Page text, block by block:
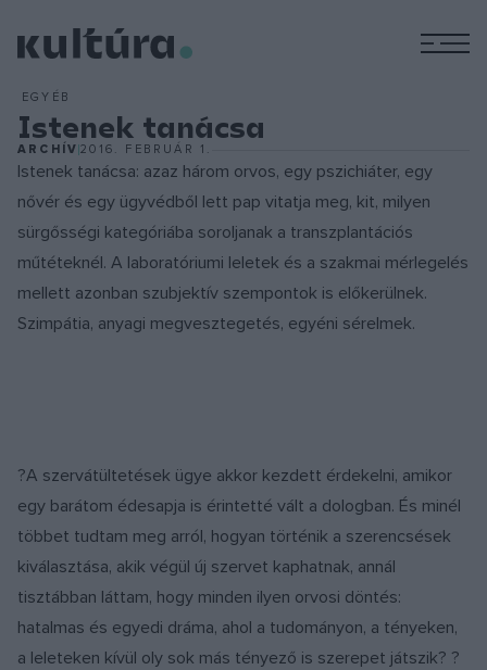
EGYÉB
Istenek tanácsa
ARCHÍV2016. FEBRUÁR 1.
Istenek tanácsa: azaz három orvos, egy pszichiáter, egy
nővér és egy ügyvédből lett pap vitatja meg, kit, milyen
sürgősségi kategóriába soroljanak a transzplantációs
műtéteknél. A laboratóriumi leletek és a szakmai mérlegelés
mellett azonban szubjektív szempontok is előkerülnek.
Szimpátia, anyagi megvesztegetés, egyéni sérelmek.
?A szervátültetések ügye akkor kezdett érdekelni, amikor
egy barátom édesapja is érintetté vált a dologban. És minél
többet tudtam meg arról, hogyan történik a szerencsések
kiválasztása, akik végül új szervet kaphatnak, annál
tisztábban láttam, hogy minden ilyen orvosi döntés:
hatalmas és egyedi dráma, ahol a tudományon, a tényeken,
a leleteken kívül oly sok más tényező is szerepet játszik? ?